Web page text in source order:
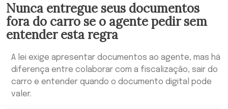
Nunca entregue seus documentos
fora do carro se o agente pedir sem
entender esta regra
A lei exige apresentar documentos ao agente, mas há
diferença entre colaborar com a fiscalização, sair do
carro e entender quando o documento digital pode
valer.